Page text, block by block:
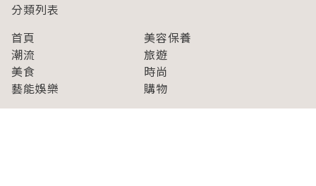
分類列表
首頁
美容保養
潮流
旅遊
美食
時尚
藝能娛樂
購物